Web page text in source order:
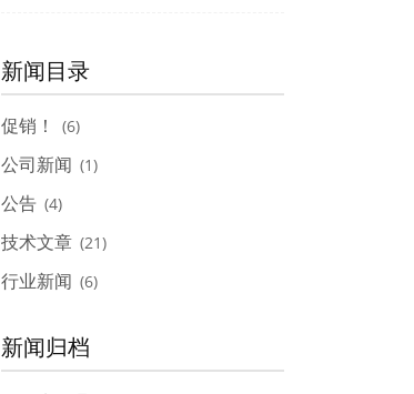
新闻目录
促销！ (6)
公司新闻 (1)
公告 (4)
技术文章 (21)
行业新闻 (6)
新闻归档